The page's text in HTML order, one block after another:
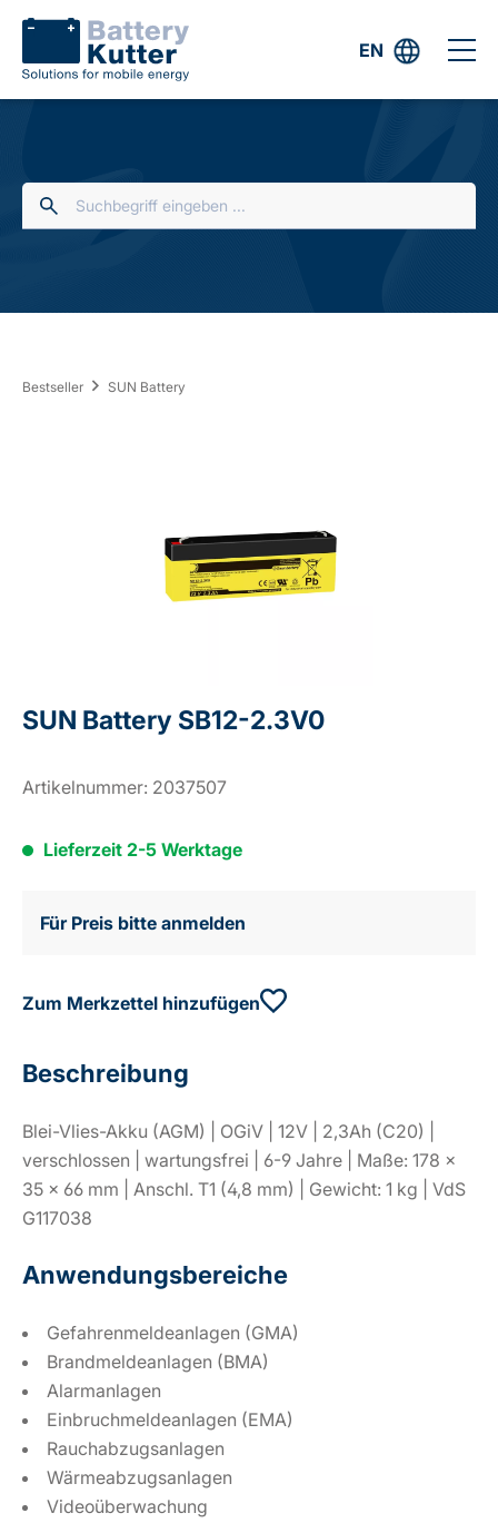
EN
Bestseller SUN Battery
SUN Battery SB12-2.3V0
Artikelnummer: 2037507
Lieferzeit 2-5 Werktage
Für Preis bitte anmelden
Zum Merkzettel hinzufügen
Beschreibung
Blei-Vlies-Akku (AGM) | OGiV | 12V | 2,3Ah (C20) |
verschlossen | wartungsfrei | 6-9 Jahre | Maße: 178 ×
35 × 66 mm | Anschl. T1 (4,8 mm) | Gewicht: 1 kg | VdS
G117038
Anwendungsbereiche
Gefahrenmeldeanlagen (GMA)
Brandmeldeanlagen (BMA)
Alarmanlagen
Einbruchmeldeanlagen (EMA)
Rauchabzugsanlagen
Wärmeabzugsanlagen
Videoüberwachung